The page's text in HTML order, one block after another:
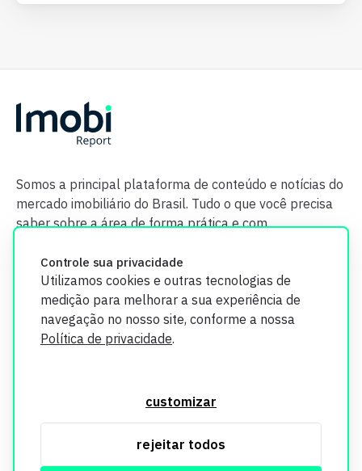
Controle sua privacidade
Utilizamos cookies e outras tecnologias de
medição para melhorar a sua experiência de
navegação no nosso site, conforme a nossa
Política de privacidade.
customizar
rejeitar todos
Somos a principal plataforma de conteúdo e notícias do
mercado imobiliário do Brasil. Tudo o que você precisa
saber sobre a área de forma prática e com
segurança. Todos os dados coletados em nosso site são
utilizados exclusivamente para fins de aprimoramento de
informações, consulte nossa Política de Privacidade.